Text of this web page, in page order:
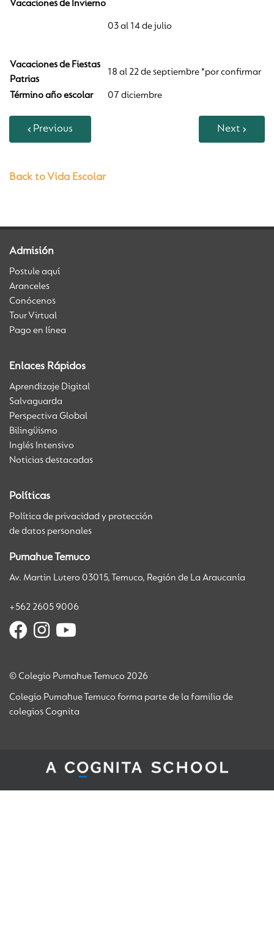
Vacaciones de Invierno
03 al 14 de julio
Vacaciones de Fiestas
Patrias
18 al 22 de septiembre *por confirmar
Término año escolar 07 diciembre
Previous Next
Back to Vida Escolar
Admisión
Postule aquí
Aranceles
Conócenos
Tour Virtual
Pago en línea
Enlaces Rápidos
Aprendizaje Digital
Salvaguarda
Perspectiva Global
Bilingüismo
Inglés Intensivo
Noticias destacadas
Políticas
Política de privacidad y protección
de datos personales
Pumahue Temuco
Av. Martin Lutero 03015, Temuco, Región de La Araucanía
+562 2605 9006
© Colegio Pumahue Temuco 2026
Colegio Pumahue Temuco forma parte de la familia de
colegios Cognita